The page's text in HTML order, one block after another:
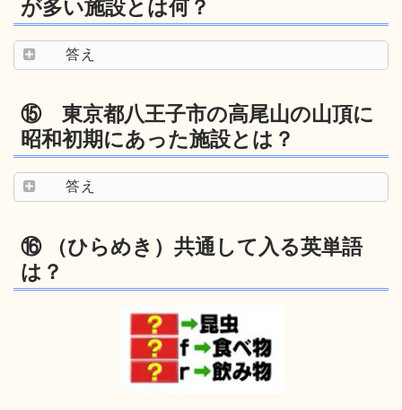
が多い施設とは何？
答え
⑮ 東京都八王子市の高尾山の山頂に
昭和初期にあった施設とは？
答え
⑯ （ひらめき）共通して入る英単語
は？